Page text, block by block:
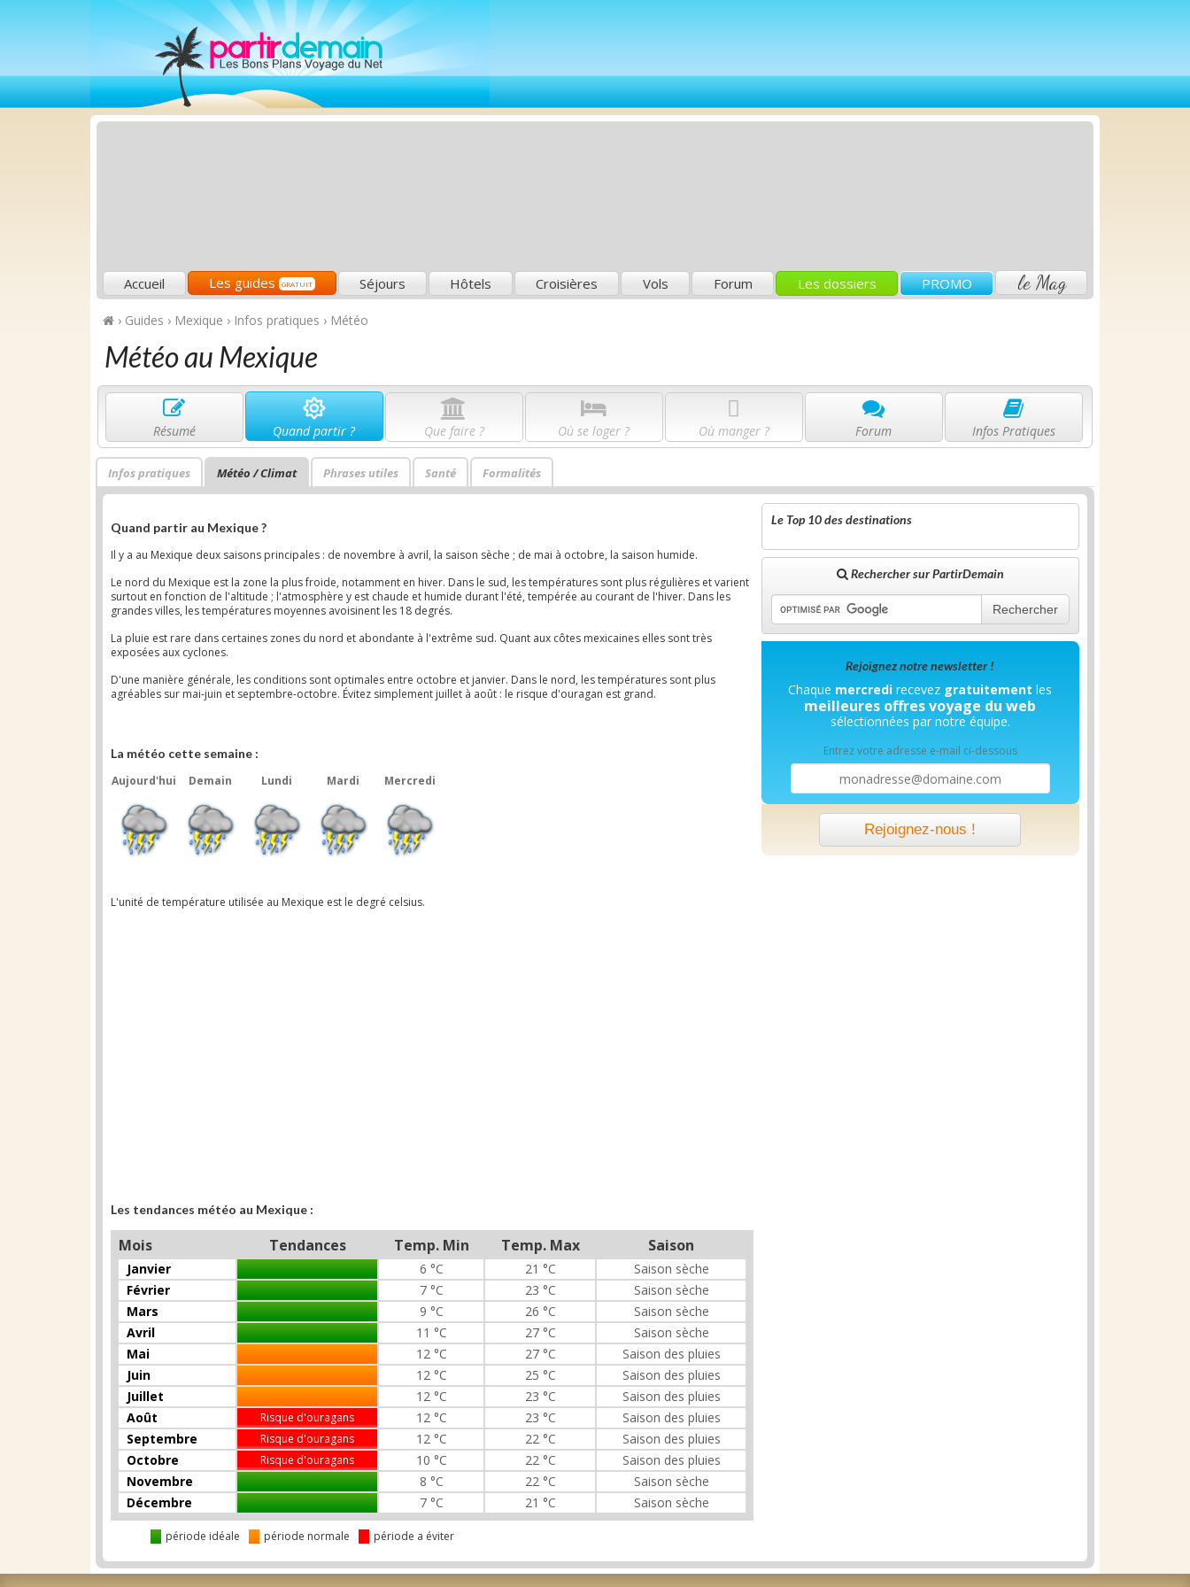
Accueil Les guides GRATUIT Séjours Hôtels Croisières Vols Forum Les dossiers PROMO le Mag
› Guides › Mexique › Infos pratiques › Météo
Météo au Mexique
Résumé Quand partir ? Que faire ? Où se loger ? Où manger ? Forum Infos Pratiques
Infos pratiques Météo / Climat Phrases utiles Santé Formalités
Quand partir au Mexique ?
Il y a au Mexique deux saisons principales : de novembre à avril, la saison sèche ; de mai à octobre, la saison humide.
Le nord du Mexique est la zone la plus froide, notamment en hiver. Dans le sud, les températures sont plus régulières et varient
surtout en fonction de l'altitude ; l'atmosphère y est chaude et humide durant l'été, tempérée au courant de l'hiver. Dans les
grandes villes, les températures moyennes avoisinent les 18 degrés.
La pluie est rare dans certaines zones du nord et abondante à l'extrême sud. Quant aux côtes mexicaines elles sont très
exposées aux cyclones.
D'une manière générale, les conditions sont optimales entre octobre et janvier. Dans le nord, les températures sont plus
agréables sur mai-juin et septembre-octobre. Évitez simplement juillet à août : le risque d'ouragan est grand.
La météo cette semaine :
Aujourd'hui
Demain Lundi Mardi Mercredi
L'unité de température utilisée au Mexique est le degré celsius.
Les tendances météo au Mexique :
Mois Tendances Temp. Min Temp. Max Saison
Janvier 6 °C 21 °C
Saison sèche
Février
7 °C 23 °C
Saison sèche
Mars
9 °C 26 °C
Saison sèche
Avril
11 °C 27 °C
Saison sèche
Mai
12 °C 27 °C
Saison des pluies
Juin
12 °C 25 °C
Saison des pluies
Juillet
12 °C 23 °C
Saison des pluies
Août
Risque d'ouragans 12 °C 23 °C
Saison des pluies
Septembre
Risque d'ouragans 12 °C 22 °C
Saison des pluies
Octobre
Risque d'ouragans 10 °C 22 °C
Saison des pluies
Novembre
8 °C 22 °C
Saison sèche
Décembre
7 °C 21 °C Saison sèche
période idéale période normale période a éviter
Le Top 10 des destinations
Rechercher sur PartirDemain
Rechercher
Rejoignez notre newsletter !
Chaque mercredi recevez gratuitement les
meilleures offres voyage du web
sélectionnées par notre équipe.
Entrez votre adresse e-mail ci-dessous
Rejoignez-nous !